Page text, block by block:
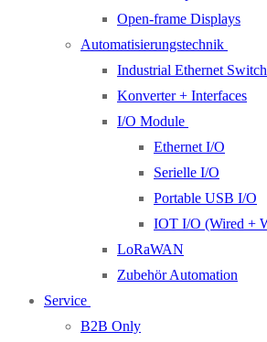
Open-frame Displays
Automatisierungstechnik
Industrial Ethernet
Konverter + Interfaces
I/O Module
Ethernet I/O
Serielle I/O
Portable USB I/O
IOT I/O (Wired +
LoRaWAN
Zubehör Automation
Service
B2B Only